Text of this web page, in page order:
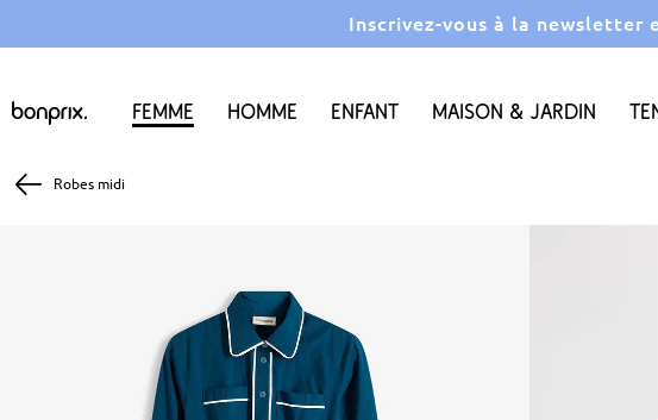
Inscrivez-vous à la newsletter
Femme Homme Enfant Maison & Jardin
Robes midi